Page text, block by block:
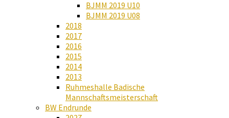
BJMM 2019 U10
BJMM 2019 U08
2018
2017
2016
2015
2014
2013
Ruhmeshalle Badische
Mannschaftsmeisterschaft
BW Endrunde